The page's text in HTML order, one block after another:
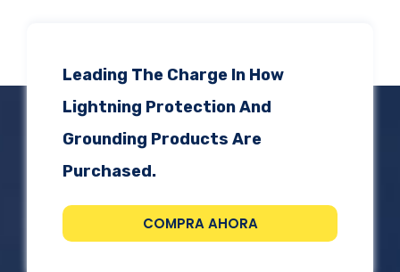
Leading The Charge In How
Lightning Protection And
Grounding Products Are
Purchased.
COMPRA AHORA